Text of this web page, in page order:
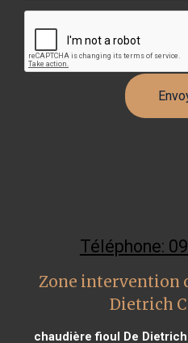
Téléphone:
Zone intervention
Dietrich
chaudière fioul De Dietrich